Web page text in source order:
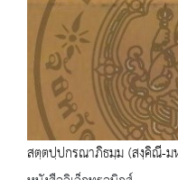
สตฺตปฺปกรณาภิธมฺม (สงฺคิณี-